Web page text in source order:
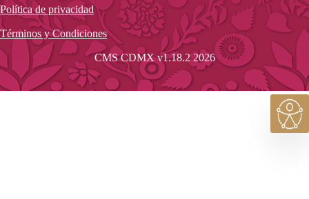
Política de privacidad
Términos y Condiciones
CMS CDMX v1.18.2 2026